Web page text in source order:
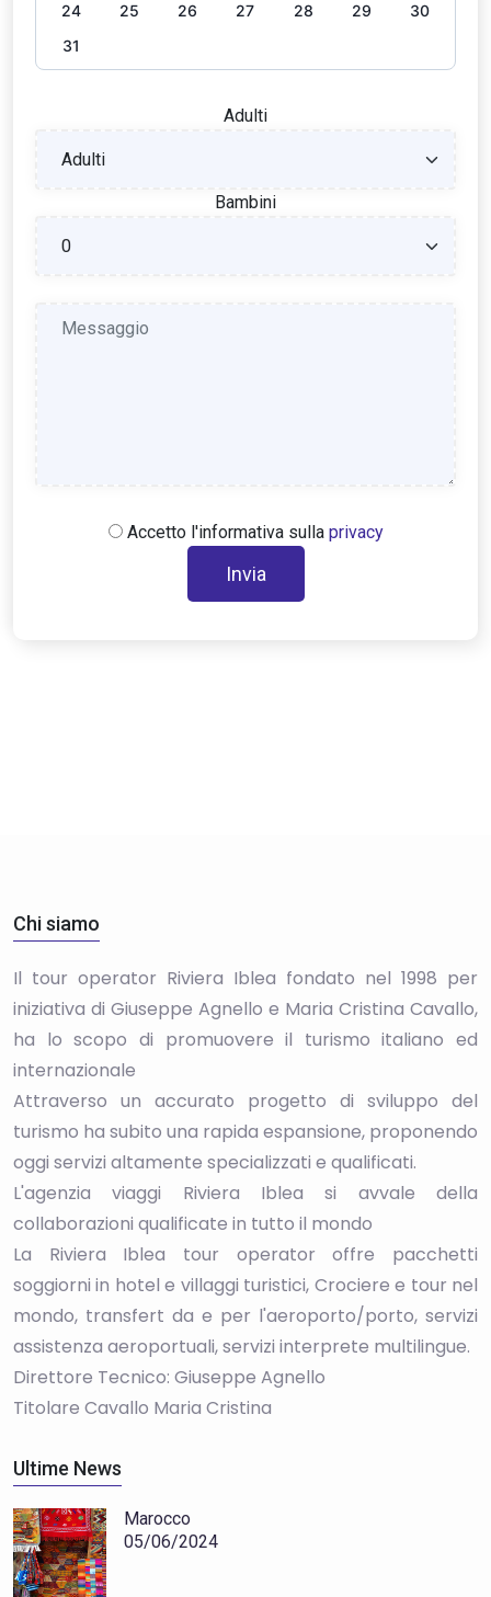
24
25 26 27 28 29
30
31
Adulti
Bambini
Accetto l'informativa sulla privacy
Chi siamo
Il tour operator Riviera Iblea fondato nel 1998 per
iniziativa di Giuseppe Agnello e Maria Cristina Cavallo,
ha lo scopo di promuovere il turismo italiano ed
internazionale
Attraverso un accurato progetto di sviluppo del
turismo ha subito una rapida espansione, proponendo
oggi servizi altamente specializzati e qualificati.
L'agenzia viaggi Riviera Iblea si avvale della
collaborazioni qualificate in tutto il mondo
La Riviera Iblea tour operator offre pacchetti
soggiorni in hotel e villaggi turistici, Crociere e tour nel
mondo, transfert da e per l'aeroporto/porto, servizi
assistenza aeroportuali, servizi interprete multilingue.
Direttore Tecnico: Giuseppe Agnello
Titolare Cavallo Maria Cristina
Ultime News
Marocco
05/06/2024